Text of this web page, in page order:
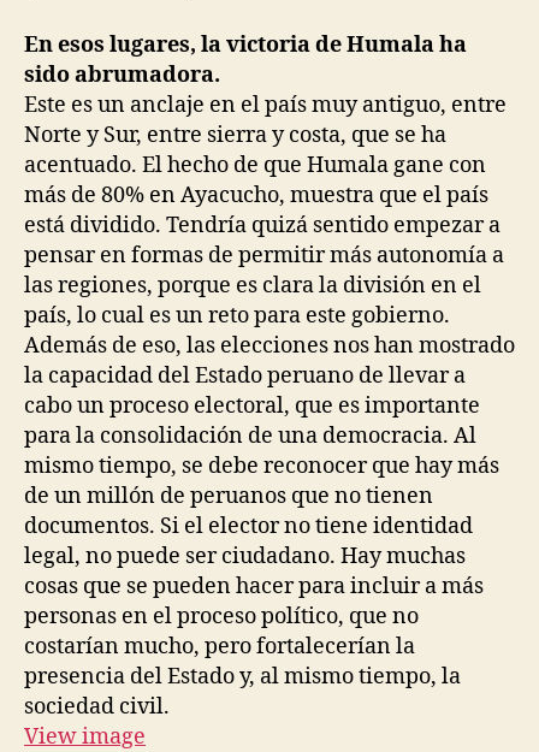
En esos lugares, la victoria de Humala ha
sido abrumadora.
Este es un anclaje en el país muy antiguo, entre
Norte y Sur, entre sierra y costa, que se ha
acentuado. El hecho de que Humala gane con
más de 80% en Ayacucho, muestra que el país
está dividido. Tendría quizá sentido empezar a
pensar en formas de permitir más autonomía a
las regiones, porque es clara la división en el
país, lo cual es un reto para este gobierno.
Además de eso, las elecciones nos han mostrado
la capacidad del Estado peruano de llevar a
cabo un proceso electoral, que es importante
para la consolidación de una democracia. Al
mismo tiempo, se debe reconocer que hay más
de un millón de peruanos que no tienen
documentos. Si el elector no tiene identidad
legal, no puede ser ciudadano. Hay muchas
cosas que se pueden hacer para incluir a más
personas en el proceso político, que no
costarían mucho, pero fortalecerían la
presencia del Estado y, al mismo tiempo, la
sociedad civil.
View image